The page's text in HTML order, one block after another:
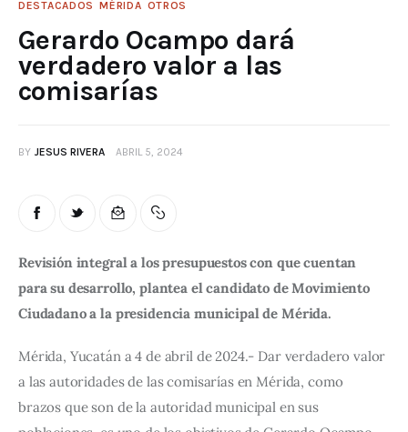
DESTACADOS MÉRIDA OTROS
Gerardo Ocampo dará
verdadero valor a las
comisarías
BY JESUS RIVERA ABRIL 5, 2024
Revisión integral a los presupuestos con que cuentan
para su desarrollo, plantea el candidato de Movimiento
Ciudadano a la presidencia municipal de Mérida.
Mérida, Yucatán a 4 de abril de 2024.- Dar verdadero valor
a las autoridades de las comisarías en Mérida, como
brazos que son de la autoridad municipal en sus